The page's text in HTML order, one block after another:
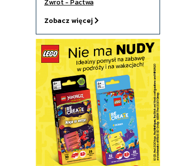
Zwrot - Pactwa
Zobacz więcej